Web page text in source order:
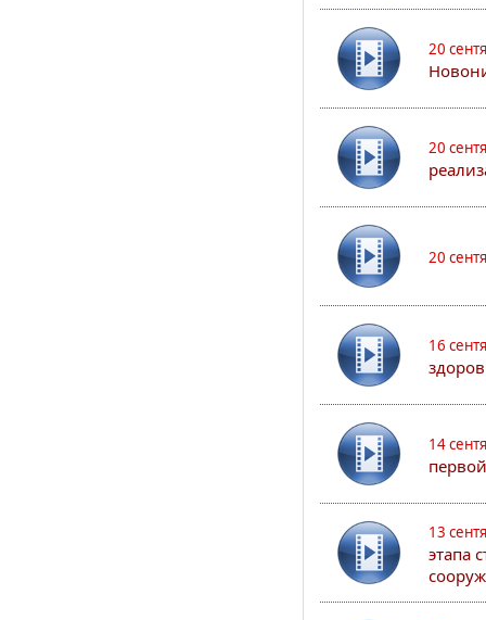
20
20
20
16
14
13
этапа